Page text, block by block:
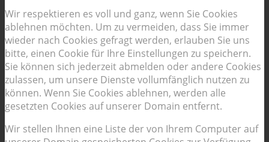
Wir respektieren es voll und ganz, wenn Sie Cookies
ablehnen möchten. Um zu vermeiden, dass Sie immer
wieder nach Cookies gefragt werden, erlauben Sie uns
bitte, einen Cookie für Ihre Einstellungen zu speichern.
Sie können sich jederzeit abmelden oder andere Cookies
zulassen, um unsere Dienste vollumfänglich nutzen zu
können. Wenn Sie Cookies ablehnen, werden alle
gesetzten Cookies auf unserer Domain entfernt.
Wir stellen Ihnen eine Liste der von Ihrem Computer auf